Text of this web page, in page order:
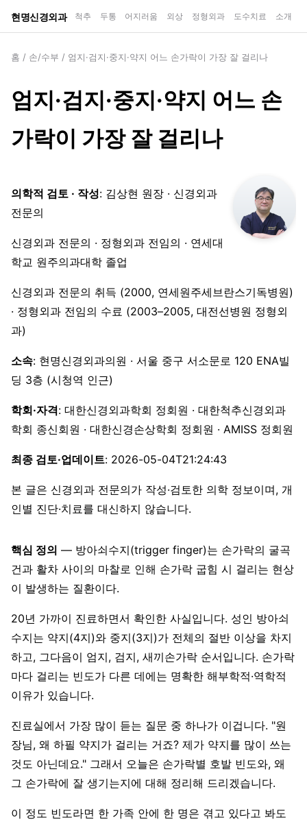
현명신경외과 척추 두통 어지러움 외상 정형외과 도수치료 소개
홈 / 손/수부 / 엄지·검지·중지·약지 어느 손가락이 가장 잘 걸리나
엄지·검지·중지·약지 어느 손
가락이 가장 잘 걸리나
의학적 검토 · 작성: 김상현 원장 · 신경외과
전문의
신경외과 전문의 · 정형외과 전임의 · 연세대
학교 원주의과대학 졸업
신경외과 전문의 취득 (2000, 연세원주세브란스기독병원)
· 정형외과 전임의 수료 (2003–2005, 대전선병원 정형외
과)
소속: 현명신경외과의원 · 서울 중구 서소문로 120 ENA빌
딩 3층 (시청역 인근)
학회·자격: 대한신경외과학회 정회원 · 대한척추신경외과
학회 종신회원 · 대한신경손상학회 정회원 · AMISS 정회원
최종 검토·업데이트: 2026-05-04T21:24:43
본 글은 신경외과 전문의가 작성·검토한 의학 정보이며, 개
인별 진단·치료를 대신하지 않습니다.
핵심 정의 — 방아쇠수지(trigger finger)는 손가락의 굴곡
건과 활차 사이의 마찰로 인해 손가락 굽힘 시 걸리는 현상
이 발생하는 질환이다.
20년 가까이 진료하면서 확인한 사실입니다. 성인 방아쇠
수지는 약지(4지)와 중지(3지)가 전체의 절반 이상을 차지
하고, 그다음이 엄지, 검지, 새끼손가락 순서입니다. 손가락
마다 걸리는 빈도가 다른 데에는 명확한 해부학적·역학적
이유가 있습니다.
진료실에서 가장 많이 듣는 질문 중 하나가 이겁니다. "원
장님, 왜 하필 약지가 걸리는 거죠? 제가 약지를 많이 쓰는
것도 아닌데요." 그래서 오늘은 손가락별 호발 빈도와, 왜
그 손가락에 잘 생기는지에 대해 정리해 드리겠습니다.
이 정도 빈도라면 한 가족 안에 한 명은 겪고 있다고 봐도